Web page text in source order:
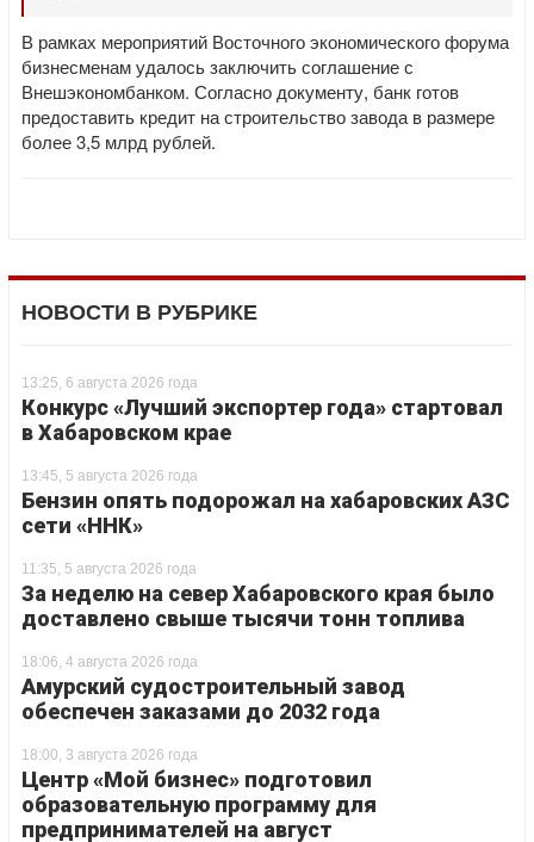
В рамках мероприятий Восточного экономического форума
бизнесменам удалось заключить соглашение с
Внешэкономбанком. Согласно документу, банк готов
предоставить кредит на строительство завода в размере
более 3,5 млрд рублей.
НОВОСТИ В РУБРИКЕ
13:25, 6 августа 2026 года
Конкурс «Лучший экспортер года» стартовал
в Хабаровском крае
13:45, 5 августа 2026 года
Бензин опять подорожал на хабаровских АЗС
сети «ННК»
11:35, 5 августа 2026 года
За неделю на север Хабаровского края было
доставлено свыше тысячи тонн топлива
18:06, 4 августа 2026 года
Амурский судостроительный завод
обеспечен заказами до 2032 года
18:00, 3 августа 2026 года
Центр «Мой бизнес» подготовил
образовательную программу для
предпринимателей на август